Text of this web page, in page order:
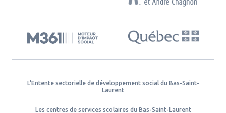
L'Entente sectorielle de développement social du Bas-Saint-
Laurent
Les centres de services scolaires du Bas-Saint-Laurent